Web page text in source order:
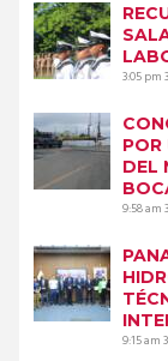
3:05 pm
POR
DEL
9:58 am
9:15 am